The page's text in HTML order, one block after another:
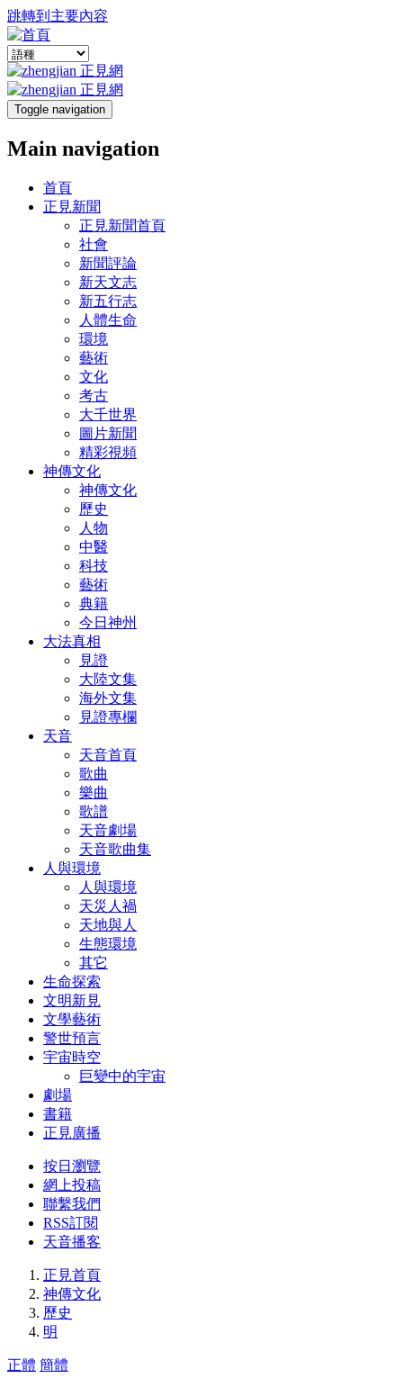
跳轉到主要內容
Toggle navigation
Main navigation
首頁
正見新聞
正見新聞首頁
社會
新聞評論
新天文志
新五行志
人體生命
環境
藝術
文化
考古
大千世界
圖片新聞
精彩視頻
神傳文化
神傳文化
歷史
人物
中醫
科技
藝術
典籍
今日神州
大法真相
見證
大陸文集
海外文集
見證專欄
天音
天音首頁
歌曲
樂曲
歌譜
天音劇場
天音歌曲集
人與環境
人與環境
天災人禍
天地與人
生態環境
其它
生命探索
文明新見
文學藝術
警世預言
宇宙時空
巨變中的宇宙
劇場
書籍
正見廣播
按日瀏覽
網上投稿
聯繫我們
RSS訂閱
天音播客
正見首頁
神傳文化
歷史
明
正體 簡體